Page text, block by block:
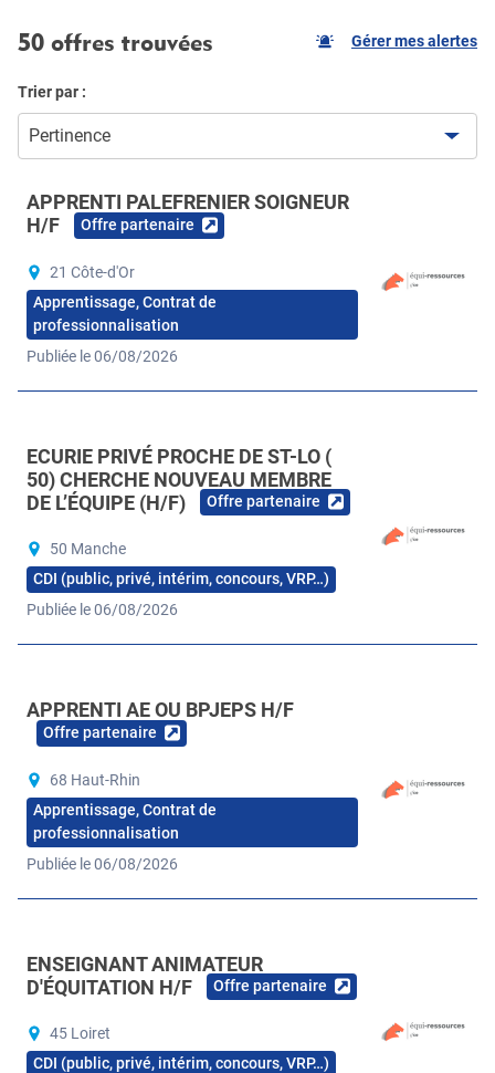
50 offres trouvées Gérer mes alertes
Trier par :
Pertinence
APPRENTI PALEFRENIER SOIGNEUR
H/F
Offre partenaire
21 Côte-d'Or
Apprentissage, Contrat de
professionnalisation
Publiée le 06/08/2026
ECURIE PRIVÉ PROCHE DE ST-LO (
50) CHERCHE NOUVEAU MEMBRE
DE L’ÉQUIPE (H/F)
Offre partenaire
50 Manche
CDI (public, privé, intérim, concours, VRP…)
Publiée le 06/08/2026
APPRENTI AE OU BPJEPS H/F
Offre partenaire
68 Haut-Rhin
Apprentissage, Contrat de
professionnalisation
Publiée le 06/08/2026
ENSEIGNANT ANIMATEUR
D'ÉQUITATION H/F
Offre partenaire
45 Loiret
CDI (public, privé, intérim, concours, VRP…)